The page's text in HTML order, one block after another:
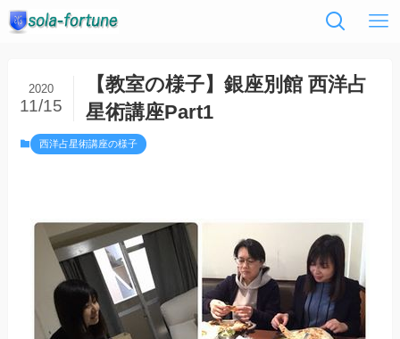
【教室の様子】銀座別館 西洋占
星術講座Part1
2020
11/15
西洋占星術講座の様子